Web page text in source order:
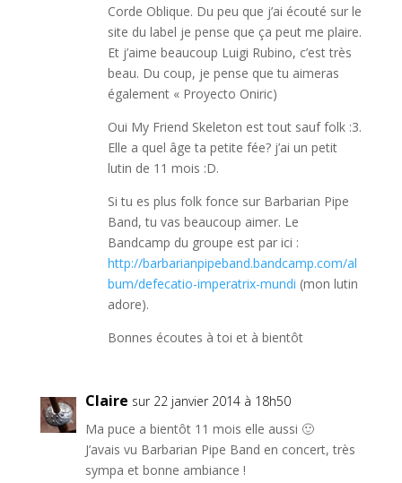
Corde Oblique. Du peu que j’ai écouté sur le
site du label je pense que ça peut me plaire.
Et j’aime beaucoup Luigi Rubino, c’est très
beau. Du coup, je pense que tu aimeras
également « Proyecto Oniric)
Oui My Friend Skeleton est tout sauf folk :3.
Elle a quel âge ta petite fée? j’ai un petit
lutin de 11 mois :D.
Si tu es plus folk fonce sur Barbarian Pipe
Band, tu vas beaucoup aimer. Le
Bandcamp du groupe est par ici :
http://barbarianpipeband.bandcamp.com/al
bum/defecatio-imperatrix-mundi (mon lutin
adore).
Bonnes écoutes à toi et à bientôt
Claire sur 22 janvier 2014 à 18h50
Ma puce a bientôt 11 mois elle aussi 🙂
J’avais vu Barbarian Pipe Band en concert, très
sympa et bonne ambiance !